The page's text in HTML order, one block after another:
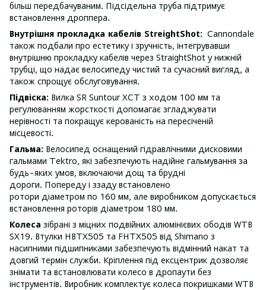
більш передбачуваним. Підсідельна труба підтримує
встановлення дроппера.
Внутрішня прокладка кабелів StreightShot: Cannondale
також подбали про естетику і зручність, інтегрувавши
внутрішню прокладку кабелів через StraightShot у нижній
трубці, що надає велосипеду чистий та сучасний вигляд, а
також спрощує обслуговування.
Підвіска: Вилка SR Suntour XCT з ходом 100 мм та
регулюванням жорсткості допомагає згладжувати
нерівності та покращує керованість на пересіченій
місцевості.
Гальма: Велосипед оснащений гідравлічними дисковими
гальмами Tektro, які забезпечують надійне гальмування за
будь-яких умов, включаючи дощ та брудні
дороги. Попереду і ззаду встановлено
ротори діаметром по 160 мм, але виробником допускається
встановлення роторів діаметром 180 мм.
Колеса зібрані з міцних подвійних алюмінієвих ободів WTB
SX19. Втулки HBTX505 та FHTX505 від Shimano з
насипними підшипниками забезпечують відмінний накат та
довгий термін служби. Кріплення під ексцентрик дозволяє
знімати та встановлювати колесо в дропаути без
інструментів. Виробник комплектує колеса покришками WTB